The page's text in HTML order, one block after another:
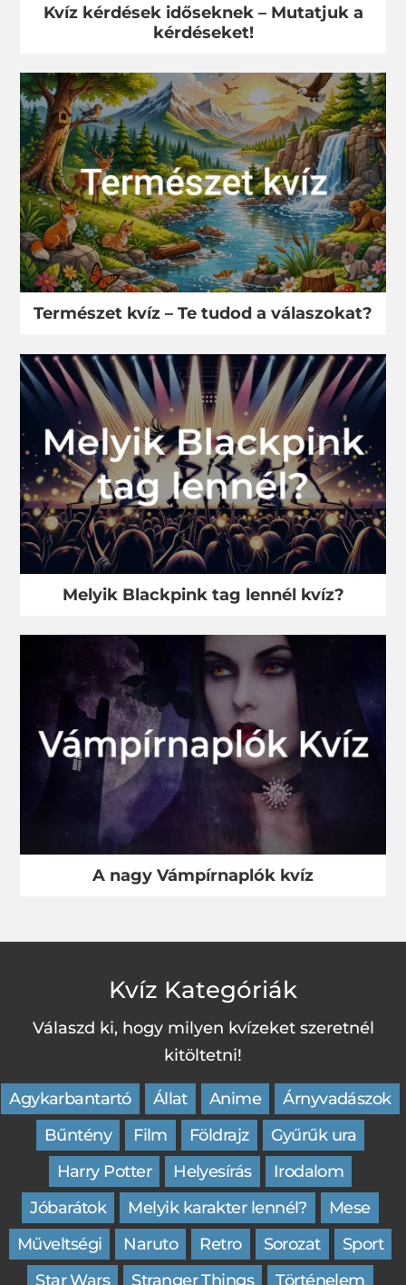
Kvíz kérdések időseknek – Mutatjuk a
kérdéseket!
Természet kvíz – Te tudod a válaszokat?
Melyik Blackpink tag lennél kvíz?
A nagy Vámpírnaplók kvíz
Kvíz Kategóriák
Válaszd ki, hogy milyen kvízeket szeretnél
kitöltetni!
Agykarbantartó Állat Anime
Árnyvadászok
Bűntény
Film Földrajz
Gyűrűk ura
Harry Potter
Helyesírás
Irodalom
Jóbarátok
Melyik karakter lennél?
Mese
Műveltségi
Naruto Retro Sorozat
Sport
Star Wars
Stranger Things Történelem